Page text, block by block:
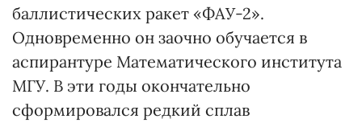
баллистических ракет «ФАУ-2».
Одновременно он заочно обучается в
аспирантуре Математического института
МГУ. В эти годы окончательно
сформировался редкий сплав